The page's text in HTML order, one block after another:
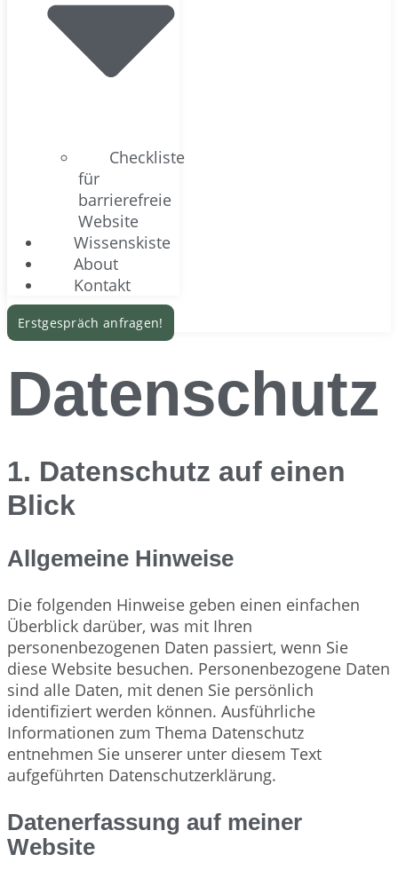
Checkliste
für
barrierefreie
Website
Wissenskiste
About
Kontakt
Erstgespräch anfragen!
Datenschutz
1. Datenschutz auf einen
Blick
Allgemeine Hinweise
Die folgenden Hinweise geben einen einfachen
Überblick darüber, was mit Ihren
personenbezogenen Daten passiert, wenn Sie
diese Website besuchen. Personenbezogene Daten
sind alle Daten, mit denen Sie persönlich
identifiziert werden können. Ausführliche
Informationen zum Thema Datenschutz
entnehmen Sie unserer unter diesem Text
aufgeführten Datenschutzerklärung.
Datenerfassung auf meiner
Website